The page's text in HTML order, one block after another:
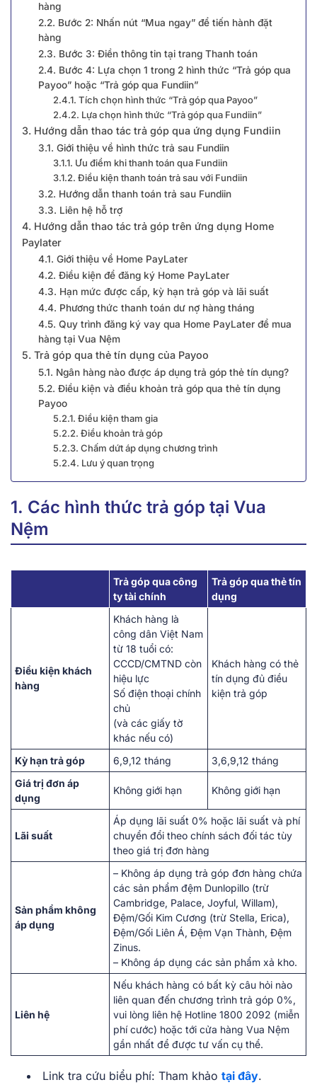
hàng
2.2. Bước 2: Nhấn nút “Mua ngay” để tiến hành đặt
hàng
2.3. Bước 3: Điền thông tin tại trang Thanh toán
2.4. Bước 4: Lựa chọn 1 trong 2 hình thức “Trả góp qua
Payoo” hoặc “Trả góp qua Fundiin”
2.4.1. Tích chọn hình thức “Trả góp qua Payoo”
2.4.2. Lựa chọn hình thức “Trả góp qua Fundiin”
3. Hướng dẫn thao tác trả góp qua ứng dụng Fundiin
3.1. Giới thiệu về hình thức trả sau Fundiin
3.1.1. Ưu điểm khi thanh toán qua Fundiin
3.1.2. Điều kiện thanh toán trả sau với Fundiin
3.2. Hướng dẫn thanh toán trả sau Fundiin
3.3. Liên hệ hỗ trợ
4. Hướng dẫn thao tác trả góp trên ứng dụng Home
Paylater
4.1. Giới thiệu về Home PayLater
4.2. Điều kiện để đăng ký Home PayLater
4.3. Hạn mức được cấp, kỳ hạn trả góp và lãi suất
4.4. Phương thức thanh toán dư nợ hàng tháng
4.5. Quy trình đăng ký vay qua Home PayLater để mua
hàng tại Vua Nệm
5. Trả góp qua thẻ tín dụng của Payoo
5.1. Ngân hàng nào được áp dụng trả góp thẻ tín dụng?
5.2. Điều kiện và điều khoản trả góp qua thẻ tín dụng
Payoo
5.2.1. Điều kiện tham gia
5.2.2. Điều khoản trả góp
5.2.3. Chấm dứt áp dụng chương trình
5.2.4. Lưu ý quan trọng
1. Các hình thức trả góp tại Vua
Nệm
Trả góp qua công
ty tài chính
Trả góp qua thẻ tín
dụng
Điều kiện khách
hàng
Khách hàng là
công dân Việt Nam
từ 18 tuổi có:
CCCD/CMTND còn
hiệu lực
Số điện thoại chính
chủ
(và các giấy tờ
khác nếu có)
Khách hàng có thẻ
tín dụng đủ điều
kiện trả góp
Kỳ hạn trả góp 6,9,12 tháng
3,6,9,12 tháng
Giá trị đơn áp
dụng
Không giới hạn Không giới hạn
Lãi suất
Áp dụng lãi suất 0% hoặc lãi suất và phí
chuyển đổi theo chính sách đối tác tùy
theo giá trị đơn hàng
Sản phẩm không
áp dụng
– Không áp dụng trả góp đơn hàng chứa
các sản phẩm đệm Dunlopillo (trừ
Cambridge, Palace, Joyful, Willam),
Đệm/Gối Kim Cương (trừ Stella, Erica),
Đệm/Gối Liên Á, Đệm Vạn Thành, Đệm
Zinus.
– Không áp dụng các sản phẩm xả kho.
Liên hệ
Nếu khách hàng có bất kỳ câu hỏi nào
liên quan đến chương trình trả góp 0%,
vui lòng liên hệ Hotline 1800 2092 (miễn
phí cước) hoặc tới cửa hàng Vua Nệm
gần nhất để được tư vấn cụ thể.
Link tra cứu biểu phí: Tham khảo tại đây.